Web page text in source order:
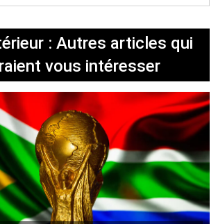
: Autres articles qui
vous intéresser